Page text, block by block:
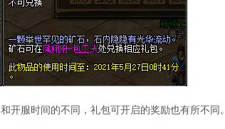
开服时间的不同，礼包可开启的奖励也有所不同。